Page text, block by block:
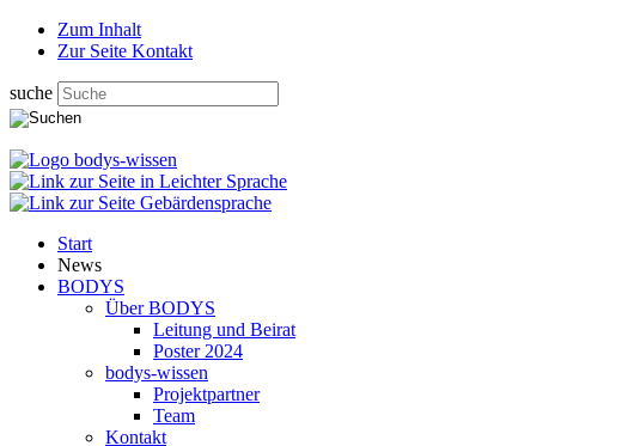
Zum Inhalt
Zur Seite Kontakt
suche
Start
News
BODYS
Über BODYS
Leitung und Beirat
Poster 2024
bodys-wissen
Projektpartner
Team
Kontakt